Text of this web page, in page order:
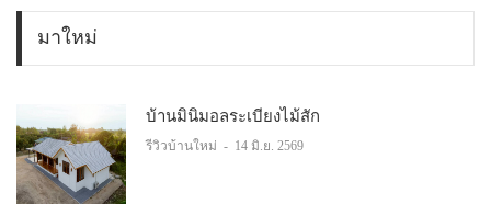
มาใหม่
บ้านมินิมอลระเบียงไม้สัก
รีวิวบ้านใหม่ - 14 มิ.ย. 2569